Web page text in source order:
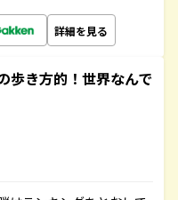
詳細を見る
き方的！世界なんで